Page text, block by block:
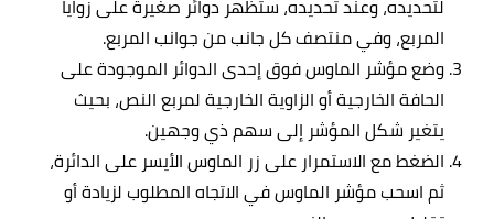
لتحديده، وعند تحديده، ستظهر دوائر صغيرة على زوايا
المربع، وفي منتصف كل جانب من جوانب المربع.
وضع مؤشر الماوس فوق إحدى الدوائر الموجودة على
الحافة الخارجية أو الزاوية الخارجية لمربع النص، بحيث
يتغير شكل المؤشر إلى سهم ذي وجهين.
الضغط مع الاستمرار على زر الماوس الأيسر على الدائرة،
ثم اسحب مؤشر الماوس في الاتجاه المطلوب لزيادة أو